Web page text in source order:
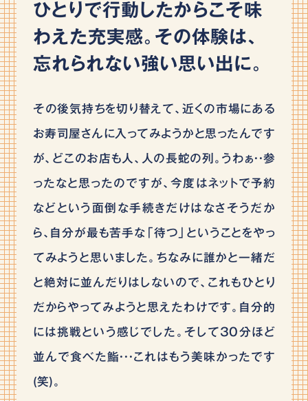
ひとりで行動したからこそ味
わえた充実感。その体験は､
忘れられない強い思い出に。
その後気持ちを切り替えて、近くの市場にある
お寿司屋さんに入ってみようかと思ったんです
が、どこのお店も人、人の長蛇の列。うわぁ・・参
ったなと思ったのですが、今度はネットで予約
などという面倒な手続きだけはなさそうだか
ら、自分が最も苦手な「待つ」ということをやっ
てみようと思いました。ちなみに誰かと一緒だ
と絶対に並んだりはしないので、これもひとり
だからやってみようと思えたわけです。自分的
には挑戦という感じでした。そして30分ほど
並んで食べた鮨・・・これはもう美味かったです
(笑)。